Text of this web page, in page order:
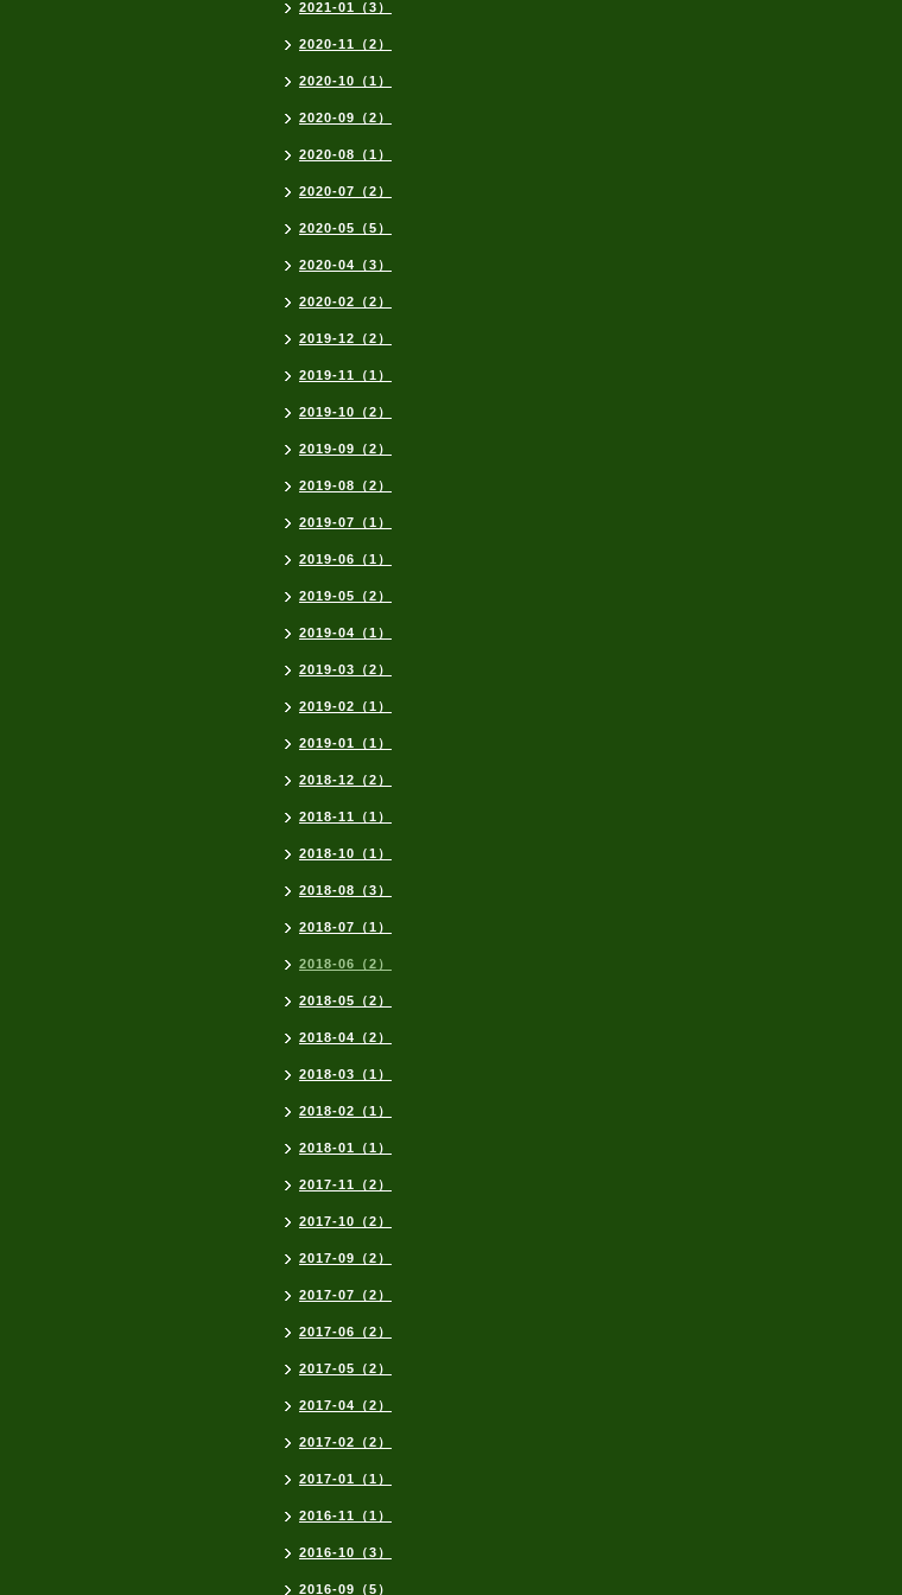
2021-01（3）
2020-11（2）
2020-10（1）
2020-09（2）
2020-08（1）
2020-07（2）
2020-05（5）
2020-04（3）
2020-02（2）
2019-12（2）
2019-11（1）
2019-10（2）
2019-09（2）
2019-08（2）
2019-07（1）
2019-06（1）
2019-05（2）
2019-04（1）
2019-03（2）
2019-02（1）
2019-01（1）
2018-12（2）
2018-11（1）
2018-10（1）
2018-08（3）
2018-07（1）
2018-06（2）
2018-05（2）
2018-04（2）
2018-03（1）
2018-02（1）
2018-01（1）
2017-11（2）
2017-10（2）
2017-09（2）
2017-07（2）
2017-06（2）
2017-05（2）
2017-04（2）
2017-02（2）
2017-01（1）
2016-11（1）
2016-10（3）
2016-09（5）